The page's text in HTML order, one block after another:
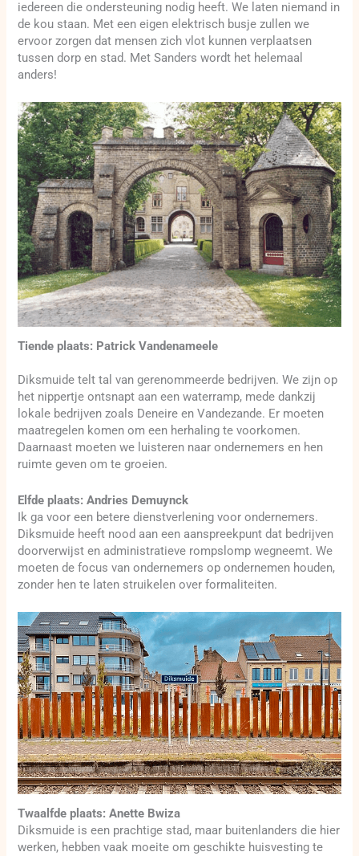
iedereen die ondersteuning nodig heeft. We laten niemand in
de kou staan. Met een eigen elektrisch busje zullen we
ervoor zorgen dat mensen zich vlot kunnen verplaatsen
tussen dorp en stad. Met Sanders wordt het helemaal
anders!
Tiende plaats: Patrick Vandenameele
Diksmuide telt tal van gerenommeerde bedrijven. We zijn op
het nippertje ontsnapt aan een waterramp, mede dankzij
lokale bedrijven zoals Deneire en Vandezande. Er moeten
maatregelen komen om een herhaling te voorkomen.
Daarnaast moeten we luisteren naar ondernemers en hen
ruimte geven om te groeien.
Elfde plaats: Andries Demuynck
Ik ga voor een betere dienstverlening voor ondernemers.
Diksmuide heeft nood aan een aanspreekpunt dat bedrijven
doorverwijst en administratieve rompslomp wegneemt. We
moeten de focus van ondernemers op ondernemen houden,
zonder hen te laten struikelen over formaliteiten.
Twaalfde plaats: Anette Bwiza
Diksmuide is een prachtige stad, maar buitenlanders die hier
werken, hebben vaak moeite om geschikte huisvesting te